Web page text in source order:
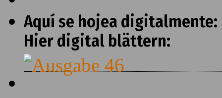
Aquí se hojea digitalmente:
Hier digital blättern: